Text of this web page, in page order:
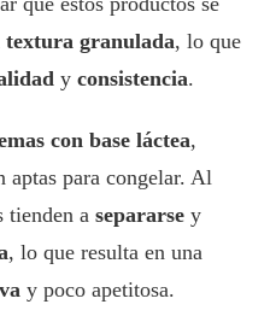
textura granulada, lo que
y consistencia.
con base láctea,
aptas para congelar. Al
tienden a separarse y
, lo que resulta en una
y poco apetitosa.